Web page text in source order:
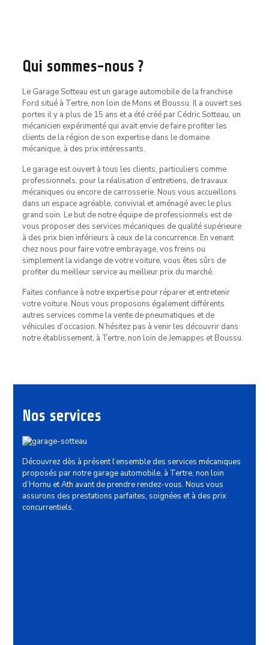
Qui sommes-nous ?
Le Garage Sotteau est un garage automobile de la franchise
Ford situé à Tertre, non loin de Mons et Boussu. Il a ouvert ses
portes il y a plus de 15 ans et a été créé par Cédric Sotteau, un
mécanicien expérimenté qui avait envie de faire profiter les
clients de la région de son expertise dans le domaine
mécanique, à des prix intéressants.
Le garage est ouvert à tous les clients, particuliers comme
professionnels, pour la réalisation d’entretiens, de travaux
mécaniques ou encore de carrosserie. Nous vous accueillons
dans un espace agréable, convivial et aménagé avec le plus
grand soin. Le but de notre équipe de professionnels est de
vous proposer des services mécaniques de qualité supérieure
à des prix bien inférieurs à ceux de la concurrence. En venant
chez nous pour faire votre embrayage, vos freins ou
simplement la vidange de votre voiture, vous êtes sûrs de
profiter du meilleur service au meilleur prix du marché.
Faites confiance à notre expertise pour réparer et entretenir
votre voiture. Nous vous proposons également différents
autres services comme la vente de pneumatiques et de
véhicules d’occasion. N’hésitez pas à venir les découvrir dans
notre établissement, à Tertre, non loin de Jemappes et Boussu.
Nos services
Découvrez dès à présent l’ensemble des services mécaniques
proposés par notre garage automobile, à Tertre, non loin
d’Hornu et Ath avant de prendre rendez-vous. Nous vous
assurons des prestations parfaites, soignées et à des prix
concurrentiels.